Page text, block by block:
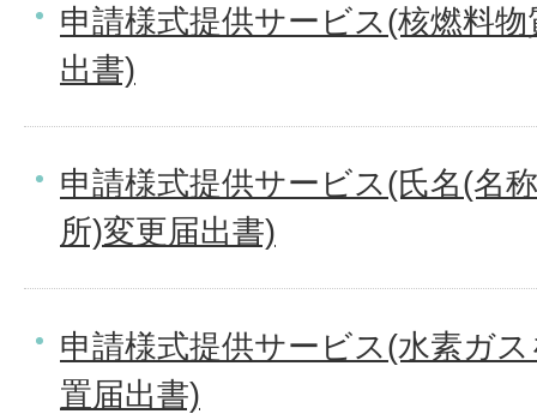
申請様式提供サービス(核燃料
出書)
申請様式提供サービス(氏名(名
所)変更届出書)
申請様式提供サービス(水素ガ
置届出書)